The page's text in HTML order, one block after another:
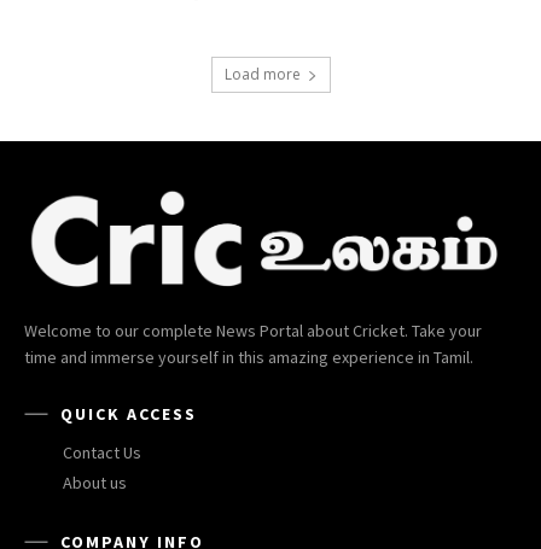
Load more
Welcome to our complete News Portal about Cricket. Take your
time and immerse yourself in this amazing experience in Tamil.
QUICK ACCESS
Contact Us
About us
COMPANY INFO